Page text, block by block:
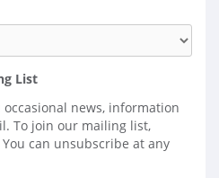
List
news, information
To join our mailing list,
can unsubscribe at any